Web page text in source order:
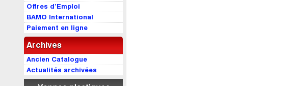
Offres d’Emploi
BAMO International
Paiement en ligne
Archives
Ancien Catalogue
Actualités archivées